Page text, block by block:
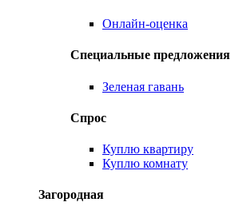
Онлайн-оценка
Специальные предложения
Зеленая гавань
Спрос
Куплю квартиру
Куплю комнату
Загородная